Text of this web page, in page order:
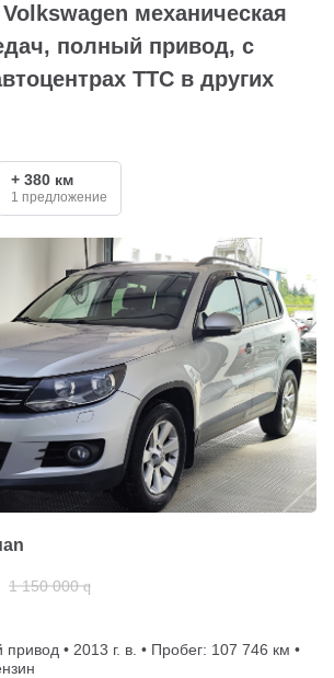
механическая
полный привод, с
ТТС в других
+ 380 км
1 предложение
1 150 000 q
• 2013 г. в. • Пробег: 107 746 км •